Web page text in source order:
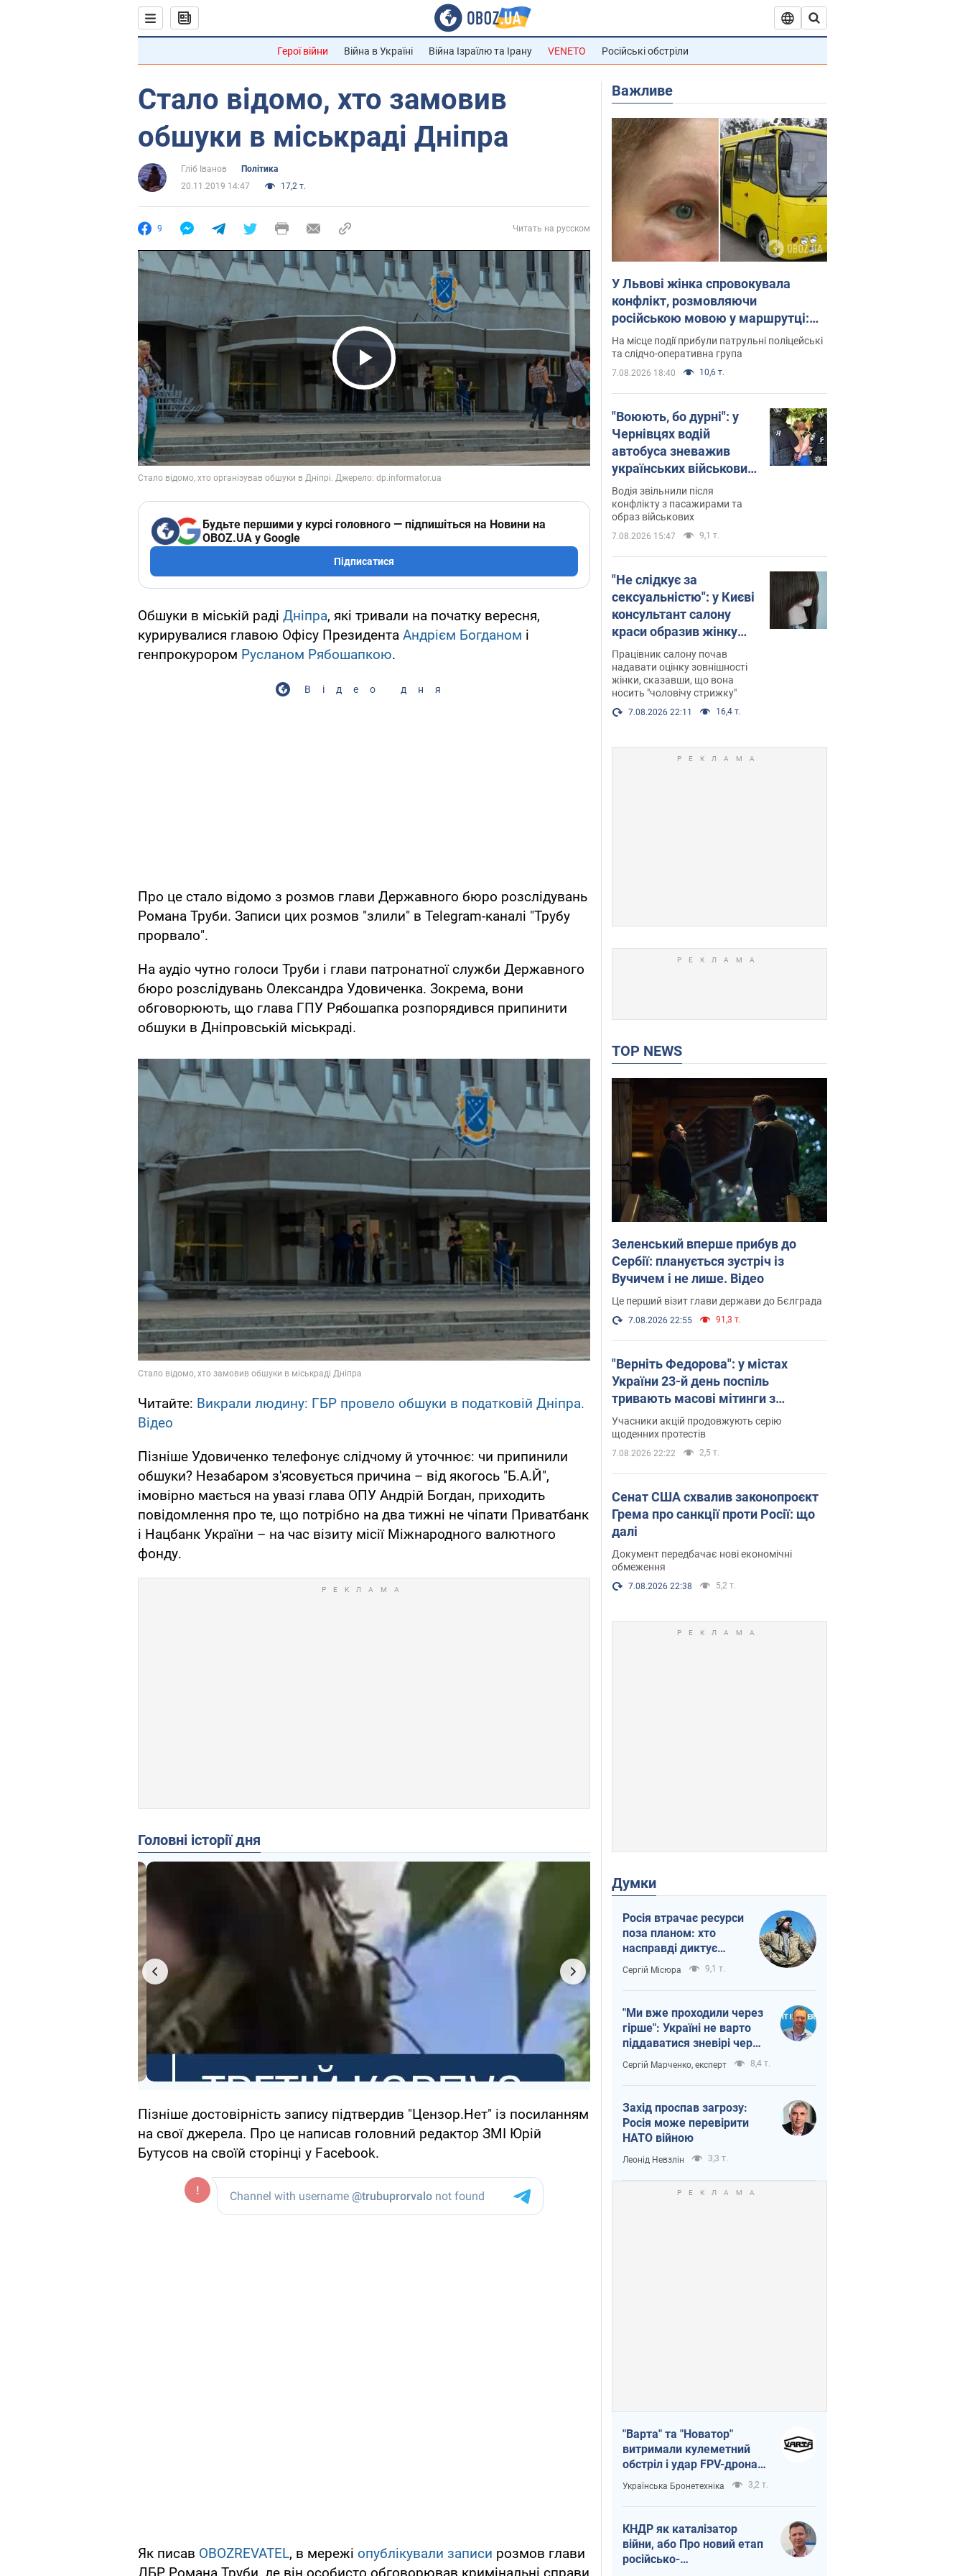
Герої війни Війна в Україні Війна Ізраїлю та Ірану VENETO Російські обстріли
Стало відомо, хто замовив
обшуки в міськраді Дніпра
Гліб Іванов
Політика
20.11.2019 14:47
17,2 т.
9 Читать на русском
Play Video
Будьте першими у курсі головного — підпишіться на Новини на
OBOZ.UA у Google
Підписатися
Обшуки в міській раді Дніпра, які тривали на початку вересня,
курирувалися главою Офісу Президента Андрієм Богданом і
генпрокурором Русланом Рябошапкою.
Відео дня
Про це стало відомо з розмов глави Державного бюро розслідувань
Романа Труби. Записи цих розмов "злили" в Telegram-каналі "Трубу
прорвало".
На аудіо чутно голоси Труби і глави патронатної служби Державного
бюро розслідувань Олександра Удовиченка. Зокрема, вони
обговорюють, що глава ГПУ Рябошапка розпорядився припинити
обшуки в Дніпровській міськраді.
Читайте: Викрали людину: ГБР провело обшуки в податковій Дніпра.
Відео
Пізніше Удовиченко телефонує слідчому й уточнює: чи припинили
обшуки? Незабаром з'ясовується причина – від якогось "Б.А.Й",
імовірно мається на увазі глава ОПУ Андрій Богдан, приходить
повідомлення про те, що потрібно на два тижні не чіпати Приватбанк
і Нацбанк України – на час візиту місії Міжнародного валютного
фонду.
Головні історії дня
Пізніше достовірність запису підтвердив "Цензор.Нет" із посиланням
на свої джерела. Про це написав головний редактор ЗМІ Юрій
Бутусов на своїй сторінці у Facebook.
Як писав OBOZREVATEL, в мережі опублікували записи розмов глави
Важливе
У Львові жінка спровокувала
конфлікт, розмовляючи
російською мовою у маршрутці:
поліція склала адмінпротокол.
Відео
На місце події прибули патрульні поліцейські
та слідчо-оперативна група
7.08.2026 18:40 10,6 т.
"Воюють, бо дурні": у
Чернівцях водій
автобуса зневажив
українських військових
і поплатився. Відео
Водія звільнили після
конфлікту з пасажирами та
образ військових
7.08.2026 15:47 9,1 т.
"Не слідкує за
сексуальністю": у Києві
консультант салону
краси образив жінку
після хімієтерапії,
розгорівся скандал.
Фото
Працівник салону почав
надавати оцінку зовнішності
жінки, сказавши, що вона
носить "чоловічу стрижку"
7.08.2026 22:11 16,4 т.
TOP NEWS
Зеленський вперше прибув до
Сербії: планується зустріч із
Вучичем і не лише. Відео
Це перший візит глави держави до Бєлграда
7.08.2026 22:55 91,3 т.
"Верніть Федорова": у містах
України 23-й день поспіль
тривають масові мітинги з
картонками. Фото і відео
Учасники акцій продовжують серію
щоденних протестів
7.08.2026 22:22 2,5 т.
Сенат США схвалив законопроєкт
Грема про санкції проти Росії: що
далі
Документ передбачає нові економічні
обмеження
7.08.2026 22:38 5,2 т.
Думки
Росія втрачає ресурси
поза планом: хто
насправді диктує
темп війни
Сергій Місюра 9,1 т.
"Ми вже проходили через
гірше": Україні не варто
піддаватися зневірі через
ракетний терор
Сергій Марченко, експерт 8,4 т.
Захід проспав загрозу:
Росія може перевірити
НАТО війною
Леонід Невзлін 3,3 т.
"Варта" та "Новатор"
витримали кулеметний
обстріл і удар FPV-дрона,
врятувавши життя
офіцеру ЗСУ
Українська Бронетехніка 3,2 т.
КНДР як каталізатор
війни, або Про новий етап
російсько-